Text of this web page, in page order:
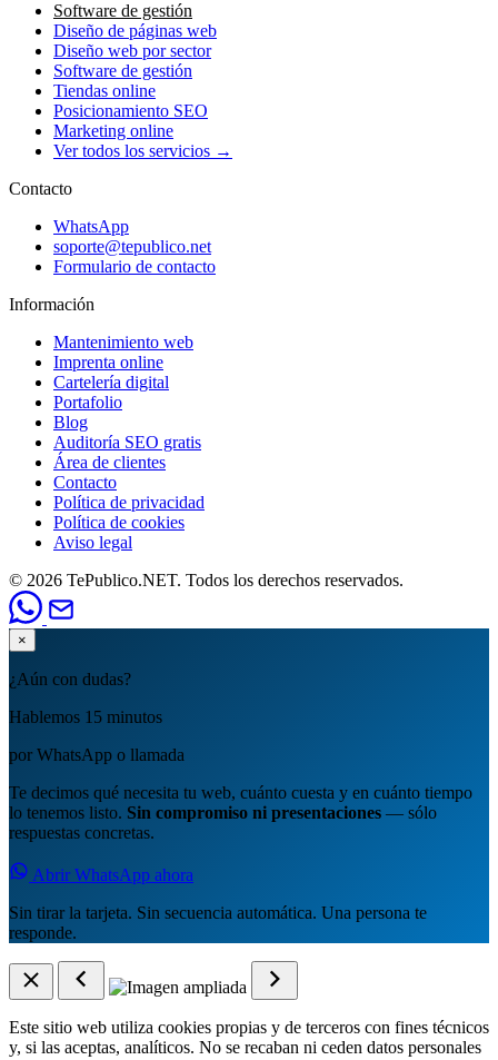
Software de gestión
Diseño de páginas web
Diseño web por sector
Software de gestión
Tiendas online
Posicionamiento SEO
Marketing online
Ver todos los servicios →
Contacto
WhatsApp
soporte@tepublico.net
Formulario de contacto
Información
Mantenimiento web
Imprenta online
Cartelería digital
Portafolio
Blog
Auditoría SEO gratis
Área de clientes
Contacto
Política de privacidad
Política de cookies
Aviso legal
© 2026 TePublico.NET. Todos los derechos reservados.
×
¿Aún con dudas?
Hablemos 15 minutos
por WhatsApp o llamada
Te decimos qué necesita tu web, cuánto cuesta y en cuánto tiempo
lo tenemos listo. Sin compromiso ni presentaciones — sólo
respuestas concretas.
Abrir WhatsApp ahora
Sin tirar la tarjeta. Sin secuencia automática. Una persona te
responde.
Este sitio web utiliza cookies propias y de terceros con fines técnicos
y, si las aceptas, analíticos. No se recaban ni ceden datos personales